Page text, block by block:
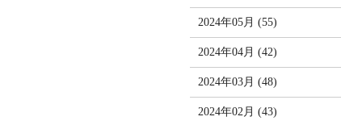
2024年05月 (55)
2024年04月 (42)
2024年03月 (48)
2024年02月 (43)